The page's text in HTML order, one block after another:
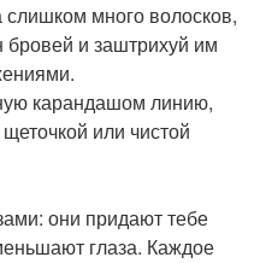
много волосков,
и заштрихуй им
карандашом линию,
или чистой
они придают тебе
глаза. Каждое